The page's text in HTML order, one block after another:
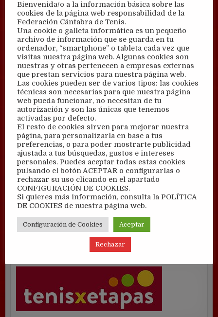
Bienvenida/o a la información básica sobre las
cookies de la página web responsabilidad de la
Federación Cántabra de Tenis.
Una cookie o galleta informática es un pequeño
archivo de información que se guarda en tu
ordenador, “smartphone” o tableta cada vez que
visitas nuestra página web. Algunas cookies son
nuestras y otras pertenecen a empresas externas
que prestan servicios para nuestra página web.
Las cookies pueden ser de varios tipos: las cookies
técnicas son necesarias para que nuestra página
web pueda funcionar, no necesitan de tu
autorización y son las únicas que tenemos
activadas por defecto.
El resto de cookies sirven para mejorar nuestra
página, para personalizarla en base a tus
preferencias, o para poder mostrarte publicidad
ajustada a tus búsquedas, gustos e intereses
personales. Puedes aceptar todas estas cookies
pulsando el botón ACEPTAR o configurarlas o
rechazar su uso clicando en el apartado
CONFIGURACIÓN DE COOKIES.
Si quieres más información, consulta la POLÍTICA
DE COOKIES de nuestra página web.
Configuración de Cookies Aceptar
Rechazar